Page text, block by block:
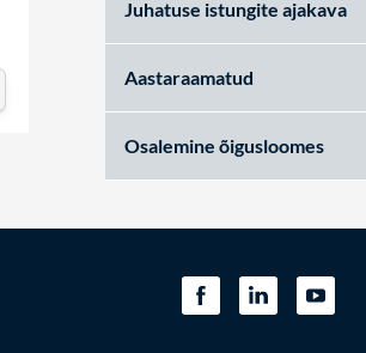
Juhatuse istungite ajakava
Aastaraamatud
Osalemine õigusloomes